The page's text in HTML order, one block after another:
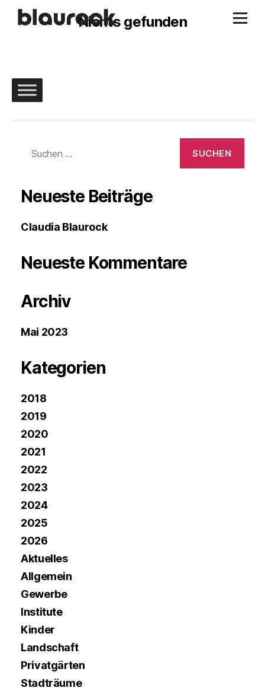
Nichts gefunden
nach:
Neueste Beiträge
Claudia Blaurock
Neueste Kommentare
Archiv
Mai 2023
Kategorien
2018
2019
2020
2021
2022
2023
2024
2025
2026
Aktuelles
Allgemein
Gewerbe
Institute
Kinder
Landschaft
Privatgärten
Stadträume